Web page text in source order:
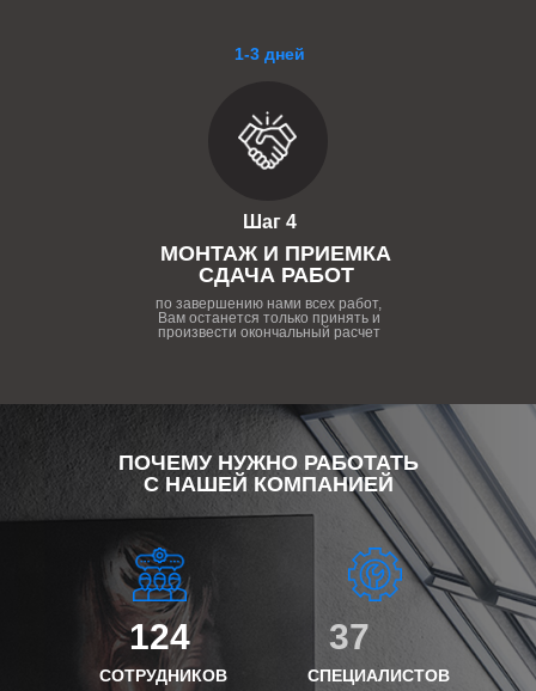
1-3 дней
Шаг 4
МОНТАЖ И ПРИЕМКА
СДАЧА РАБОТ
по завершению нами всех работ,
Вам останется только принять и
произвести окончальный расчет
ПОЧЕМУ НУЖНО РАБОТАТЬ
С НАШЕЙ КОМПАНИЕЙ
124
СОТРУДНИКОВ
37
СПЕЦИАЛИСТОВ